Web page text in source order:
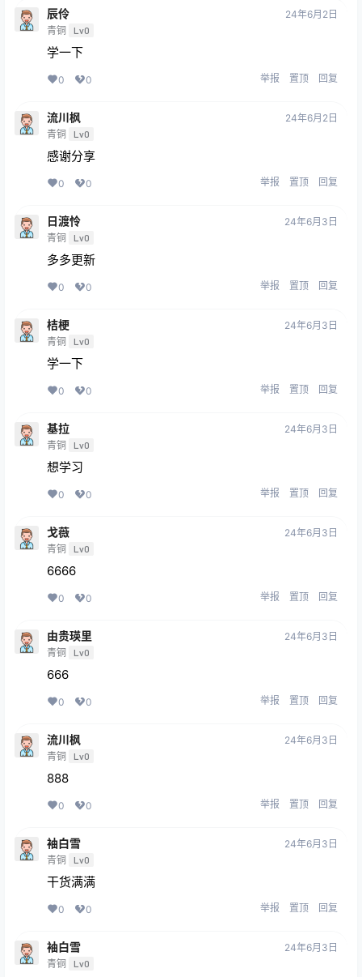
辰伶
青铜 Lv0
24年6月2日
学一下
0 0 举报 置顶 回复
流川枫
青铜 Lv0
24年6月2日
感谢分享
0 0 举报 置顶 回复
日渡怜
青铜 Lv0
24年6月3日
多多更新
0 0 举报 置顶 回复
桔梗
青铜 Lv0
24年6月3日
学一下
0 0 举报 置顶 回复
基拉
青铜 Lv0
24年6月3日
想学习
0 0 举报 置顶 回复
戈薇
青铜 Lv0
24年6月3日
6666
0 0 举报 置顶 回复
由贵瑛里
青铜 Lv0
24年6月3日
666
0 0 举报 置顶 回复
流川枫
青铜 Lv0
24年6月3日
888
0 0 举报 置顶 回复
袖白雪
青铜 Lv0
24年6月3日
干货满满
0 0 举报 置顶 回复
袖白雪
青铜 Lv0
24年6月3日